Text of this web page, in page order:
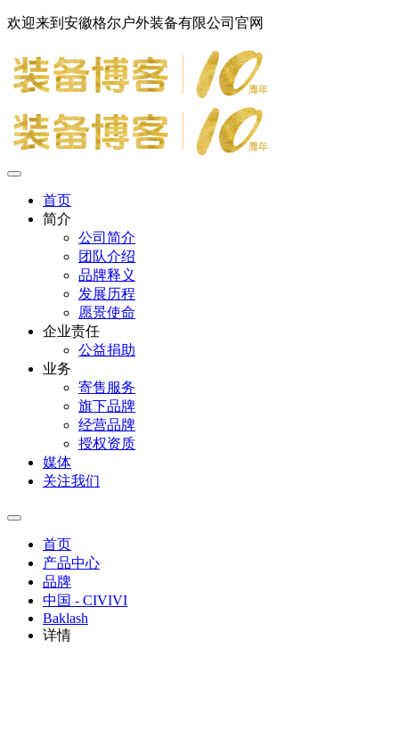
欢迎来到安徽格尔户外装备有限公司官网
首页
简介
公司简介
团队介绍
品牌释义
发展历程
愿景使命
企业责任
公益捐助
业务
寄售服务
旗下品牌
经营品牌
授权资质
媒体
关注我们
首页
产品中心
品牌
中国 - CIVIVI
Baklash
详情